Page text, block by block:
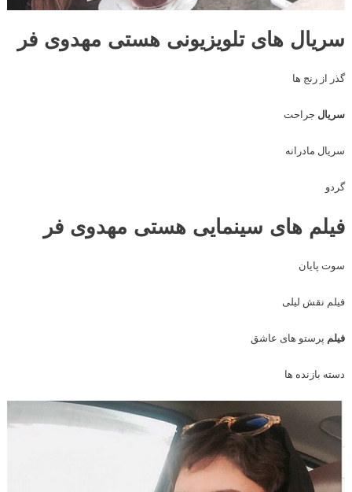
سریال های تلویزیونی هستی مهدوی فر
گذر از رنج ها
سریال جراحت
سریال مادرانه
گردو
فیلم های سینمایی هستی مهدوی فر
سوت پایان
فیلم نقش لیلی
فیلم پرستو های عاشق
دسته بازنده ها